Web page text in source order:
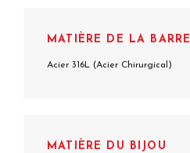
MATIÈRE DE LA BARRE
Acier 316L (Acier Chirurgical)
MATIÈRE DU BIJOU